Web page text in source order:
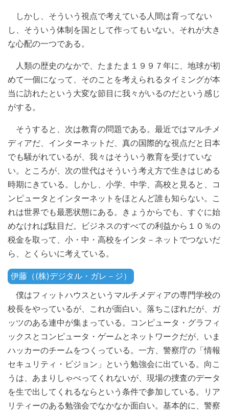
しかし、そういう視点で考えている人間は育ってない
し、そういう体制を国として作ってもいない。それが大き
な心配の一つである。
人類の歴史のなかで、たまたま１９９７年に、地球が初
めて一個になって、そのことを考えられるタイミングが本
当に訪れたという大変な節目に我々がいるのだという感じ
がする。
そうすると、次は教育の問題である。最近ではマルチメ
ディアだ、インターネットだ、真の国際的な視点だと日本
でも騒がれているが、我々はそういう教育を受けていな
い。ところが、次の世代はそういう考え方で生きはじめる
時期にきている。しかし、小学、中学、高校と見ると、コ
ンピュータとインターネットをほとんど誰も知らない。こ
れは世界でも最悪状態にある。きょうからでも、すぐに始
めなければ駄目だ。ビジネスのすべての利益から１０％の
税金を取って、小・中・高校をインタ－ネットでつないだ
ら、とくらいに考えている。
伊藤（(株)デジタル・ガレ－ジ）
僕はフィットハウスというマルチメディアの専門学校の
校長をやっているが、これが面白い。落ちこぼれだが、ガ
ッツのある連中が集まっている。コンピュータ・グラフィ
ックスとコンピュータ・ゲームとネットワークだが、いま
ハッカーのチームをつくっている。一方、警察庁の「情報
セキュリティ・ビジョン」という勉強会に出ている。向こ
うは、あまりしゃべってくれないが、現場の捜査のデータ
を生で出してくれるならという条件で参加している。リア
リティーのある勉強会でなかなか面白い。基本的に、警察